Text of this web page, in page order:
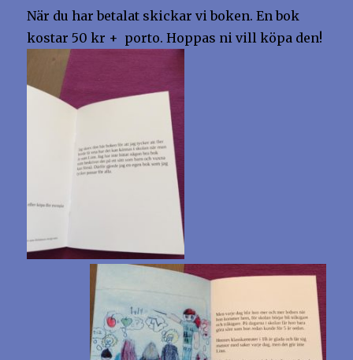
När du har betalat skickar vi boken. En bok
kostar 50 kr + porto. Hoppas ni vill köpa den!